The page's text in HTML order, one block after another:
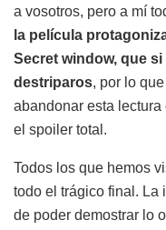
a vosotros, pero a mí
la película
Secret window, que
destriparos, por lo
abandonar esta
el spoiler total.
Todos los que hemos
todo el trágico final. La
de poder demostrar lo